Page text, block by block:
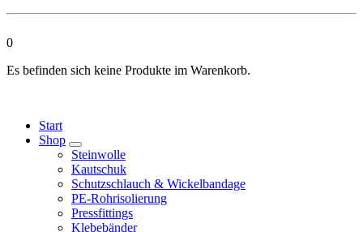
0
Es befinden sich keine Produkte im Warenkorb.
Start
Shop
Steinwolle
Kautschuk
Schutzschlauch & Wickelbandage
PE-Rohrisolierung
Pressfittings
Klebebänder